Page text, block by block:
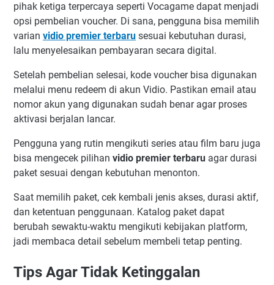
pihak ketiga terpercaya seperti Vocagame dapat menjadi
opsi pembelian voucher. Di sana, pengguna bisa memilih
varian vidio premier terbaru sesuai kebutuhan durasi,
lalu menyelesaikan pembayaran secara digital.
Setelah pembelian selesai, kode voucher bisa digunakan
melalui menu redeem di akun Vidio. Pastikan email atau
nomor akun yang digunakan sudah benar agar proses
aktivasi berjalan lancar.
Pengguna yang rutin mengikuti series atau film baru juga
bisa mengecek pilihan vidio premier terbaru agar durasi
paket sesuai dengan kebutuhan menonton.
Saat memilih paket, cek kembali jenis akses, durasi aktif,
dan ketentuan penggunaan. Katalog paket dapat
berubah sewaktu-waktu mengikuti kebijakan platform,
jadi membaca detail sebelum membeli tetap penting.
Tips Agar Tidak Ketinggalan